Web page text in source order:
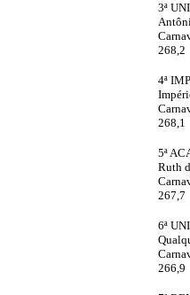
3ª
268,2
4ª
268,1
5ª
Ruth
267,7
6ª
266,9